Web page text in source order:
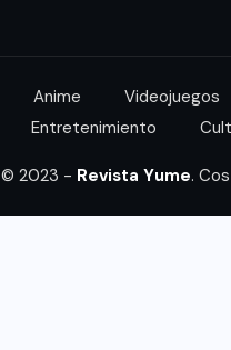
Anime Videojuegos
Entretenimiento
© 2023 - Revista Yume.